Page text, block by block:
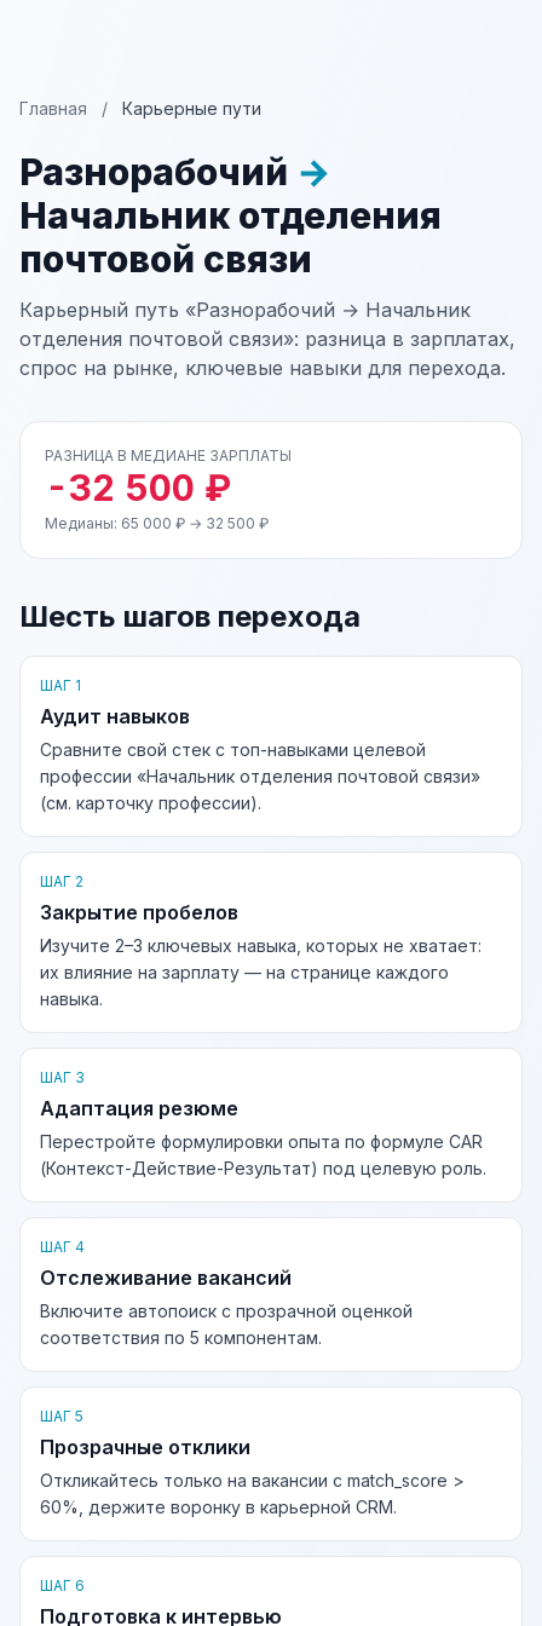
Главная / Карьерные пути
Разнорабочий →
Начальник отделения
почтовой связи
Карьерный путь «Разнорабочий → Начальник
отделения почтовой связи»: разница в зарплатах,
спрос на рынке, ключевые навыки для перехода.
РАЗНИЦА В МЕДИАНЕ ЗАРПЛАТЫ
-32 500 ₽
Медианы: 65 000 ₽ → 32 500 ₽
Шесть шагов перехода
ШАГ 1
Аудит навыков
Сравните свой стек с топ-навыками целевой
профессии «Начальник отделения почтовой связи»
(см. карточку профессии).
ШАГ 2
Закрытие пробелов
Изучите 2–3 ключевых навыка, которых не хватает:
их влияние на зарплату — на странице каждого
навыка.
ШАГ 3
Адаптация резюме
Перестройте формулировки опыта по формуле CAR
(Контекст-Действие-Результат) под целевую роль.
ШАГ 4
Отслеживание вакансий
Включите автопоиск с прозрачной оценкой
соответствия по 5 компонентам.
ШАГ 5
Прозрачные отклики
Откликайтесь только на вакансии с match_score >
60%, держите воронку в карьерной CRM.
ШАГ 6
Подготовка к интервью